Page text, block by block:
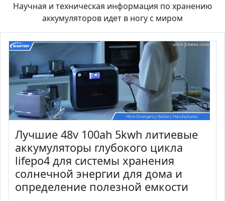
Научная и техническая информация по хранению
аккумуляторов идет в ногу с миром
Лучшие 48v 100ah 5kwh литиевые
аккумуляторы глубокого цикла
lifepo4 для системы хранения
солнечной энергии для дома и
определение полезной емкости